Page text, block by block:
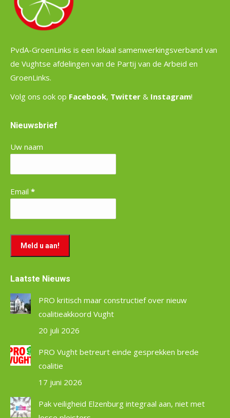
PvdA-GroenLinks is een lokaal samenwerkingsverband van
de Vughtse afdelingen van de Partij van de Arbeid en
GroenLinks.
Volg ons ook op Facebook, Twitter & Instagram!
Nieuwsbrief
Uw naam
Email *
Laatste Nieuws
PRO kritisch maar constructief over nieuw
coalitieakkoord Vught
20 juli 2026
PRO Vught betreurt einde gesprekken brede
coalitie
17 juni 2026
Pak veiligheid Elzenburg integraal aan, niet met